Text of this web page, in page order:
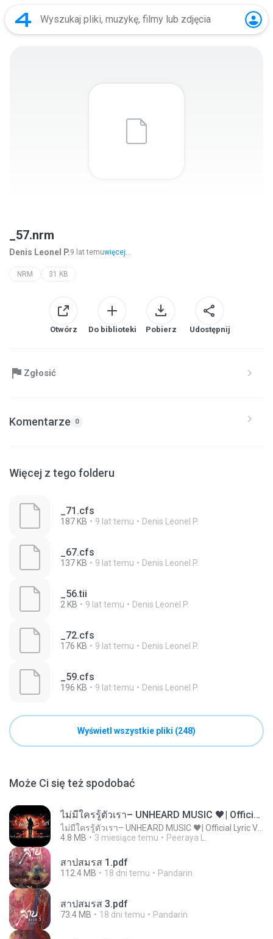
_57.nrm
Denis Leonel P.9 lat temuwięcej...
NRM 31 KB
Otwórz Do biblioteki Pobierz Udostępnij
Zgłosić
Komentarze 0
Więcej z tego folderu
_71.cfs
187 KB 9 lat temu Denis Leonel P.
_67.cfs
137 KB 9 lat temu Denis Leonel P.
_56.tii
2 KB 9 lat temu Denis Leonel P.
_72.cfs
176 KB 9 lat temu Denis Leonel P.
_59.cfs
196 KB 9 lat temu Denis Leonel P.
Wyświetl wszystkie pliki (248)
Może Ci się też spodobać
ไม่มีใครรู้ตัวเรา– UNHEARD MUSIC 🖤| Official Lyric Video | เพลงสู้ชีวิต
4.8 MB
3 miesiące temu Peeraya L.
สาปสมรส 1.pdf
112.4 MB 18 dni temu Pandarin
สาปสมรส 3.pdf
73.4 MB 18 dni temu Pandarin